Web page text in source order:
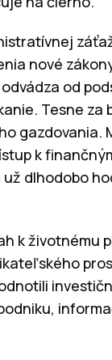
nové
od
Tesne za
gazdovania.
k
dlhodobo
k životnému